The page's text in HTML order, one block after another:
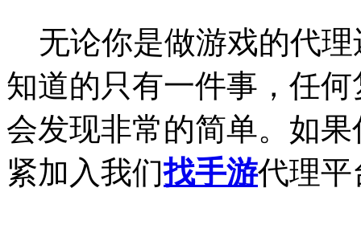
无论你是做游戏的代理
知道的只有一件事，任
会发现非常的简单。如
紧加入我们找手游代理平